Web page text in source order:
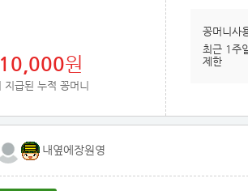
원
지급된 누적 꽁머니
꽁머니사
최근 1주
제한
내옆에장원영